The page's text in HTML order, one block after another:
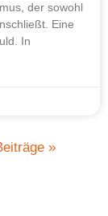
der sowohl
Eine
In
»